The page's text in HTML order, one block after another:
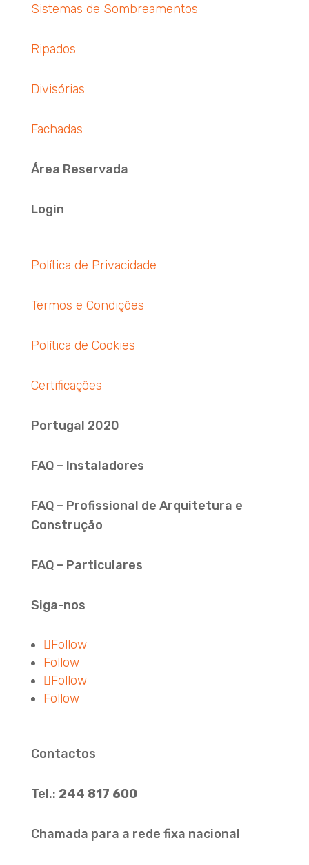
Sistemas de Sombreamentos
Ripados
Divisórias
Fachadas
Área Reservada
Login
Política de Privacidade
Termos e Condições
Política de Cookies
Certificações
Portugal 2020
FAQ – Instaladores
FAQ – Profissional de Arquitetura e
Construção
FAQ – Particulares
Siga-nos
Follow
Follow
Follow
Follow
Contactos
Tel.: 244 817 600
Chamada para a rede fixa nacional